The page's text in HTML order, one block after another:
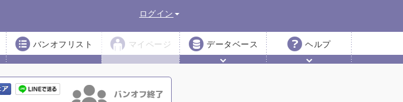
ログイン
バンオフリスト マイページ データベース ヘルプ